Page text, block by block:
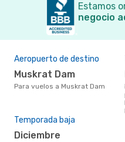
Estamos
negocio
Aeropuerto de destino
Muskrat Dam
Para vuelos a Muskrat Dam
Temporada baja
diciembre